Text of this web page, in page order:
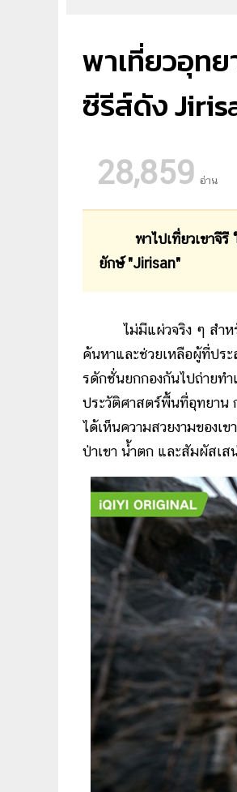
พาเที่ยวอุทย
ซีรีส์ดัง
28,859 อ่าน
พาไปเที่ยวเขาจี
ยักษ์ "Jirisan"
ไม่มีแผ่วจริง ๆ สำหรับ
ค้นหาและช่วยเหลือผู้ที่ประ
รดักชั่นยกกองกันไปถ่ายทำ
ประวัติศาสตร์พื้นที่อุทยาน
ได้เห็นความสวยงามของ
ป่าเขา น้ำตก และสัมผัสเ